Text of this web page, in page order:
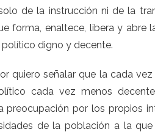
de la instrucción ni de la
forma, enaltece, libera y abre
político digno y decente.
quiero señalar que la cada
cada vez menos
preocupación por los propios
de la población a la